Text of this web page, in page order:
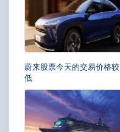
蔚来股票今天的交易价格较
低